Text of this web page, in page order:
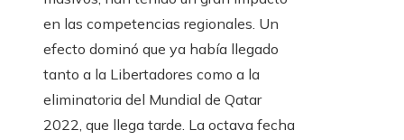
en las competencias regionales. Un
efecto dominó que ya había llegado
tanto a la Libertadores como a la
eliminatoria del Mundial de Qatar
2022, que llega tarde. La octava fecha